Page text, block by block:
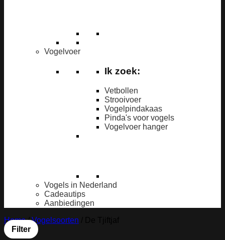
Vogelvoer
Ik zoek:
Vetbollen
Strooivoer
Vogelpindakaas
Pinda's voor vogels
Vogelvoer hanger
Vogels in Nederland
Cadeautips
Aanbiedingen
Home / Vogelsoorten
Filter